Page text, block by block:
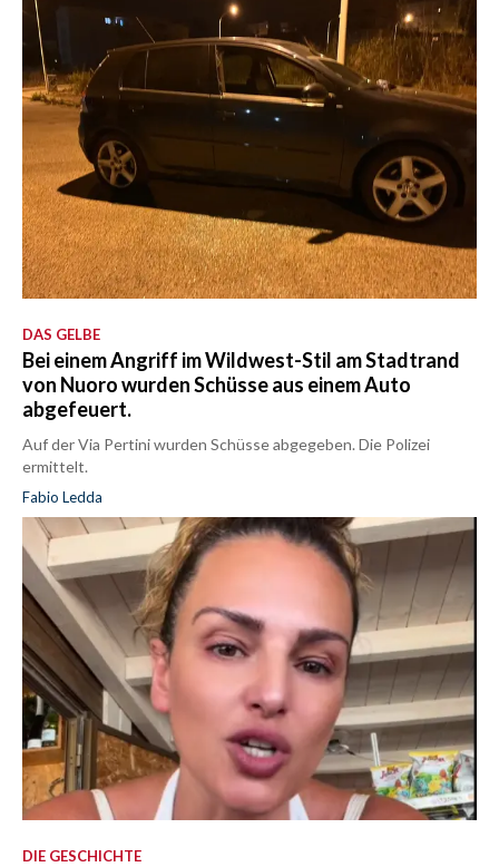
DAS GELBE
Bei einem Angriff im Wildwest-Stil am Stadtrand
von Nuoro wurden Schüsse aus einem Auto
abgefeuert.
Auf der Via Pertini wurden Schüsse abgegeben. Die Polizei
ermittelt.
Fabio Ledda
DIE GESCHICHTE